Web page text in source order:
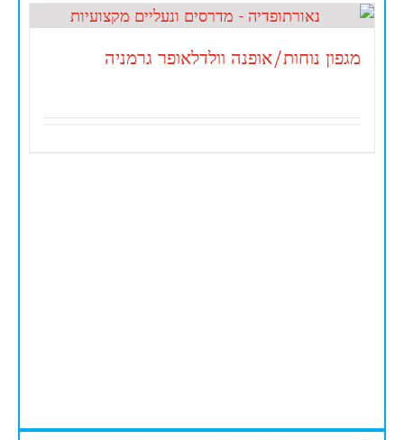
מגפון נוחות/אופנה וולדלאופר גרמניה